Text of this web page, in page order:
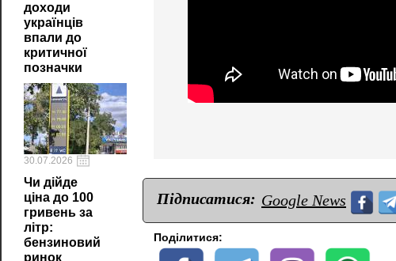
доходи
українців
впали до
критичної
позначки
30.07.2026
Чи дійде
ціна до 100
гривень за
літр:
бензиновий
ринок
Підписатися: Google News
Поділитися: